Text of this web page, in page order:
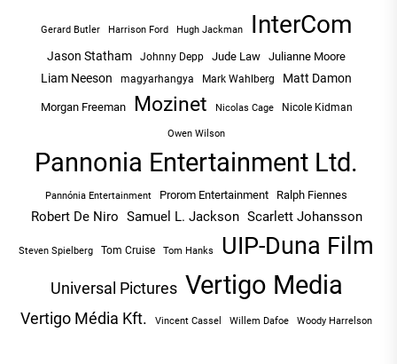
Gerard Butler Harrison Ford Hugh Jackman InterCom
Jason Statham Johnny Depp Jude Law Julianne Moore
Liam Neeson magyarhangya Mark Wahlberg Matt Damon
Morgan Freeman Mozinet Nicolas Cage Nicole Kidman
Owen Wilson
Pannonia Entertainment Ltd.
Pannónia Entertainment Prorom Entertainment Ralph Fiennes
Robert De Niro Samuel L. Jackson Scarlett Johansson
Steven Spielberg Tom Cruise Tom Hanks UIP-Duna Film
Universal Pictures Vertigo Media
Vertigo Média Kft. Vincent Cassel Willem Dafoe Woody Harrelson